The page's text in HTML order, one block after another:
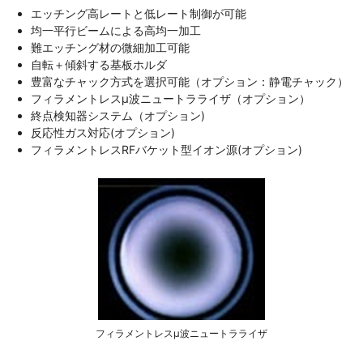
エッチング高レートと低レート制御が可能
均一平行ビームによる高均一加工
難エッチング材の微細加工可能
自転＋傾斜する基板ホルダ
豊富なチャック方式を選択可能（オプション：静電チャック）
フィラメントレスµ波ニュートラライザ（オプション）
終点検知器システム（オプション)
反応性ガス対応(オプション)
フィラメントレスRFバケット型イオン源(オプション)
フィラメントレスµ波ニュートラライザ